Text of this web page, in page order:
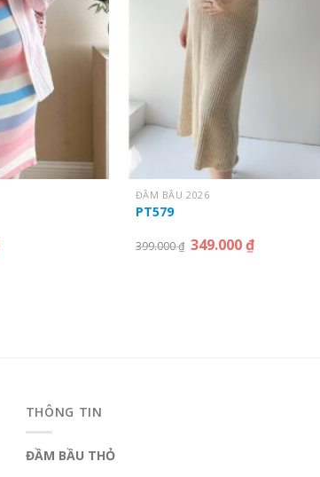
ĐẦM BẦU 2026
PT579
399.000₫ 349.000₫
THÔNG TIN
ĐẦM BẦU THỎ